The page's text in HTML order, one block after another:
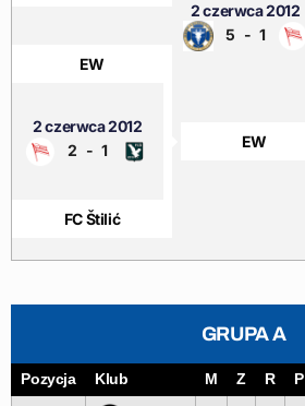
2 czerwca 2012
5 - 1
EW
2 czerwca 2012
2 - 1 EW
FC Štilić
GRUPA A
Pozycja Klub M Z R P